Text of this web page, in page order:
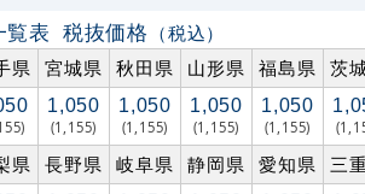
覧表 税抜価格 （税込）
県 宮城県 秋田県 山形県 福島県 茨
1,050
(1,155)
1,050
(1,155)
1,050
(1,155)
1,050
(1,155)
県 長野県 岐阜県 静岡県 愛知県 三